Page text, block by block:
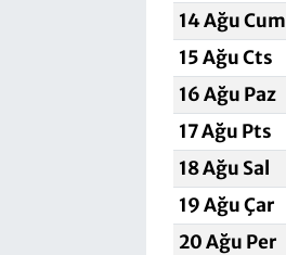
14 Ağu Cum
15 Ağu Cts
16 Ağu Paz
17 Ağu Pts
18 Ağu Sal
19 Ağu Çar
20 Ağu Per